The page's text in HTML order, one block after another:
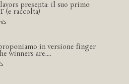
presenta: il suo primo
(e raccolta)
in versione finger
winners are....